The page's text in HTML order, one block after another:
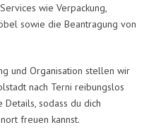
wie Verpackung,
sowie die Beantragung von
und Organisation stellen wir
nach Terni reibungslos
sodass du dich
freuen kannst.